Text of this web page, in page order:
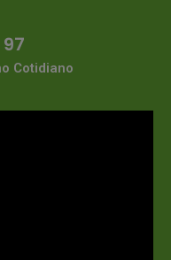
Cotidiano